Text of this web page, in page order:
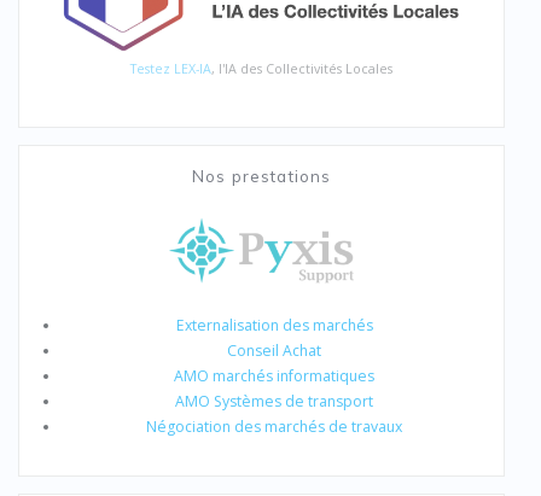
Testez LEX-IA, l'IA des Collectivités Locales
Nos prestations
Externalisation des marchés
Conseil Achat
AMO marchés informatiques
AMO Systèmes de transport
Négociation des marchés de travaux